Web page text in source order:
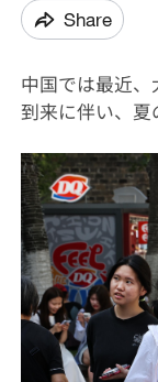
Share
中国では最近
到来に伴い、夏